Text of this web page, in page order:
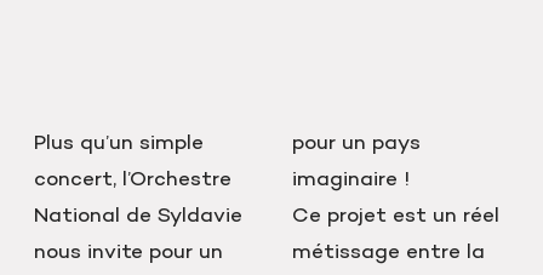
Plus qu’un simple
concert, l’Orchestre
National de Syldavie
nous invite pour un
pour un pays
imaginaire !
Ce projet est un réel
métissage entre la